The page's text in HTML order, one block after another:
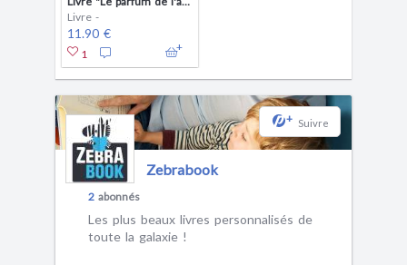
Livre -
11.90 €
1
+ Suivre
Zebrabook
2 abonnés
Les plus beaux livres personnalisés de
toute la galaxie !